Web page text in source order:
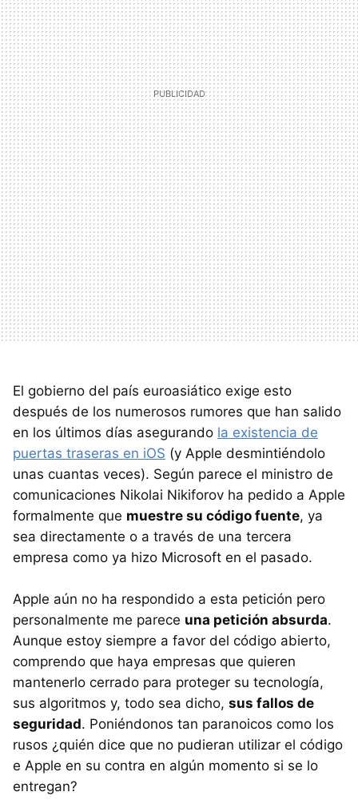
El gobierno del país euroasiático exige esto
después de los numerosos rumores que han salido
en los últimos días asegurando la existencia de
puertas traseras en iOS (y Apple desmintiéndolo
unas cuantas veces). Según parece el ministro de
comunicaciones Nikolai Nikiforov ha pedido a Apple
formalmente que muestre su código fuente, ya
sea directamente o a través de una tercera
empresa como ya hizo Microsoft en el pasado.
Apple aún no ha respondido a esta petición pero
personalmente me parece una petición absurda.
Aunque estoy siempre a favor del código abierto,
comprendo que haya empresas que quieren
mantenerlo cerrado para proteger su tecnología,
sus algoritmos y, todo sea dicho, sus fallos de
seguridad. Poniéndonos tan paranoicos como los
rusos ¿quién dice que no pudieran utilizar el código
e Apple en su contra en algún momento si se lo
entregan?